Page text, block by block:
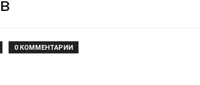
0 КОММЕНТАРИИ